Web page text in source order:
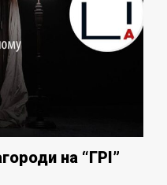
на “ГРІ”